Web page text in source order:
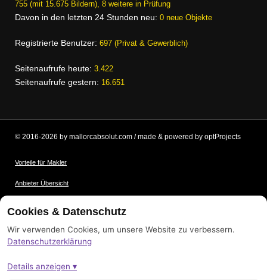
755 (mit 15.675 Bildern), 8 weitere in Prüfung
Davon in den letzten 24 Stunden neu: 0 neue Objekte
Registrierte Benutzer: 697 (Privat & Gewerblich)
Seitenaufrufe heute: 3.422
Seitenaufrufe gestern: 16.651
© 2016-2026 by mallorcabsolut.com / made & powered by optProjects
Vorteile für Makler
Anbieter Übersicht
Bildnachweis
Impressum
Cookies & Datenschutz
Wir verwenden Cookies, um unsere Website zu verbessern.
Datenschutzerklärung
Details anzeigen ▾